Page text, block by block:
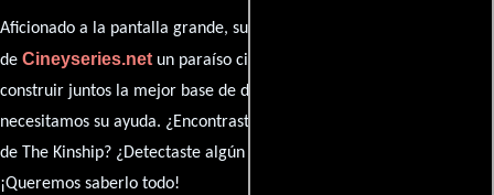
Aficionado a la pantalla grande, su participación es clave para hacer
de Cineyseries.netun paraíso cinéfilo completo. Queremos
construir juntos la mejor base de datos cinematográfica, pero
necesitamos su ayuda. ¿Encontraste algún dato faltante en la ficha
de The Kinship? ¿Detectaste algún error en la sinopsis o el elenco?
¡Queremos saberlo todo!